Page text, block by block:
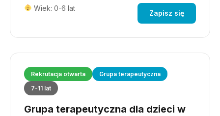
Wiek: 0-6 lat
Zapisz się
Rekrutacja otwarta
Grupa terapeutyczna
7-11 lat
Grupa terapeutyczna dla dzieci w